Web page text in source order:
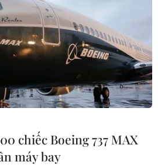
sáng với pha lập công duy
đánh bại Manchester City 1-0 tại
vòng 10 Premier League.
chiếc Boeing 737 MAX
máy bay